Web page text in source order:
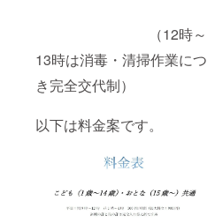
（12時～
13時は消毒・清掃作業につ
き完全交代制）
以下は料金案です。